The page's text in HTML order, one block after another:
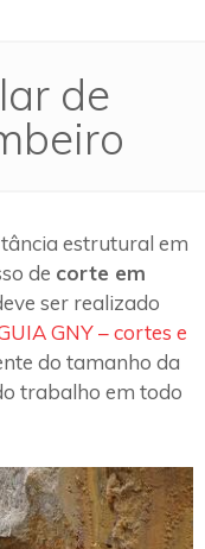
de
estrutural em
de corte em
ser realizado
GNY – cortes e
do tamanho da
trabalho em todo